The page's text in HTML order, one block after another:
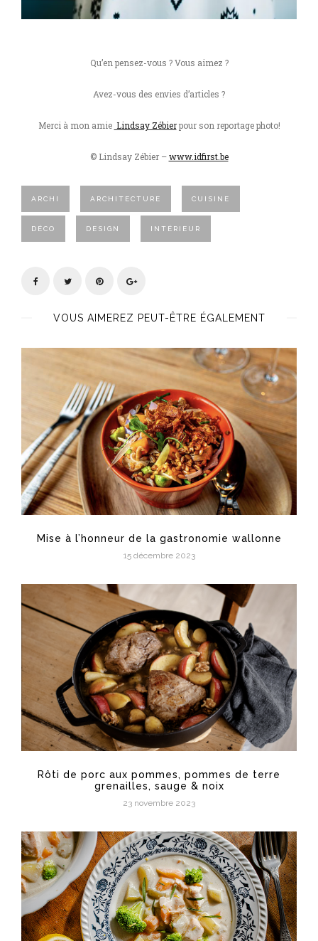
Qu’en pensez-vous ? Vous aimez ?
Avez-vous des envies d’articles ?
Merci à mon amie Lindsay Zébierpour son reportage photo!
© Lindsay Zébier –www.idfirst.be
ARCHI ARCHITECTURE CUISINE
DÉCO DESIGN INTÉRIEUR
VOUS AIMEREZ PEUT-ÊTRE ÉGALEMENT
Mise à l’honneur de la gastronomie wallonne
15 décembre 2023
Rôti de porc aux pommes, pommes de terre
grenailles, sauge & noix
23 novembre 2023